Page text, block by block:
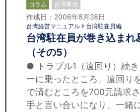
コラム 台湾事情
作成日：2006年8月28日
台湾経営マニュアル 台湾駐在員編
台湾駐在員が巻き込まれ
（その5）
● トラブル1（遠回り）続
ーに乗ったところ、遠回り
で済むところを700元請求
手と言い合いになり、一緒